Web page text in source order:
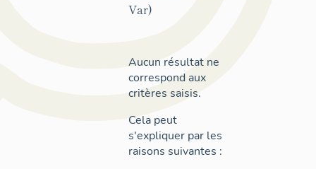
Var)
Aucun résultat ne
correspond aux
critères saisis.
Cela peut
s'expliquer par les
raisons suivantes :